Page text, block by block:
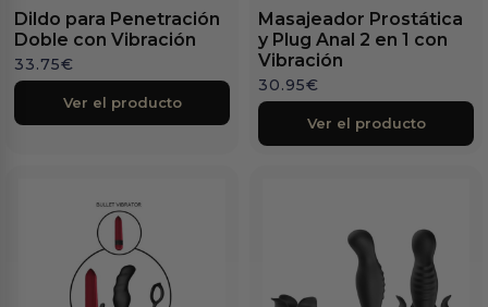
Dildo para Penetración
Doble con Vibración
33.75€
Ver el producto
Masajeador Prostática
y Plug Anal 2 en 1 con
Vibración
30.95€
Ver el producto